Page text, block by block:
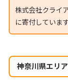
株式会社クライ
に寄付しています
神奈川県エリ